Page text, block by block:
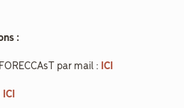
:
par mail : ICI
ICI